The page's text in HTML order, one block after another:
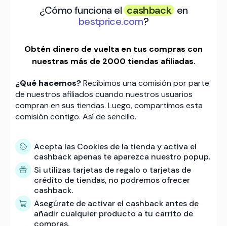
¿Cómo funciona el cashback en
bestprice.com?
Obtén dinero de vuelta en tus compras con
nuestras más de 2000 tiendas afiliadas.
¿Qué hacemos?Recibimos una comisión por parte
de nuestros afiliados cuando nuestros usuarios
compran en sus tiendas. Luego, compartimos esta
comisión contigo. Así de sencillo.
Acepta las Cookies de la tienda y activa el
cashback apenas te aparezca nuestro popup.
Si utilizas tarjetas de regalo o tarjetas de
crédito de tiendas, no podremos ofrecer
cashback.
Asegúrate de activar el cashback antes de
añadir cualquier producto a tu carrito de
compras.